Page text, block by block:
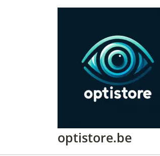
optistore.be